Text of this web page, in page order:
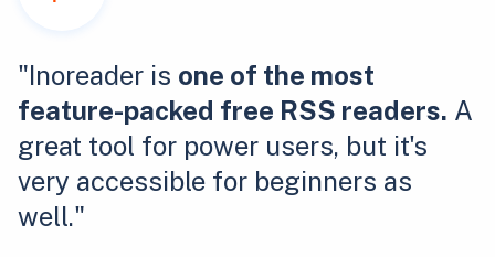
"Inoreader is one of the most
feature-packed free RSS readers. A
great tool for power users, but it's
very accessible for beginners as
well."